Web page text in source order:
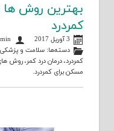
بهترین روش ها برای
کمردرد
admin
دسته‌ها:سلامت و پزشکی.
درمان درد کمر،روش های درمان
مسکن برای کمردرد .